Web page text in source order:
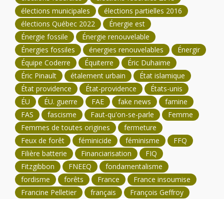
élections municipales
élections partielles 2016
élections Québec 2022
Énergie est
Énergie fossile
Énergie renouvelable
Énergies fossiles
énergies renouvelables
Énergir
Équipe Coderre
Équiterre
Éric Duhaime
Éric Pinault
étalement urbain
État islamique
État providence
État-providence
États-unis
ÉU
ÉU. guerre FAE fake news
famine
FAS
fascisme Faut-qu'on-se-parle
Femme
Femmes de toutes origines
fermeture
Feux de forêt
féminicide féminisme
FFQ
Filière batterie
Financiarisation
FIQ
Fitzgibbon
FNEEQ
fondamentalisme
fordisme
forêts France
France insoumise
Francine Pelletier
français
François Geffroy